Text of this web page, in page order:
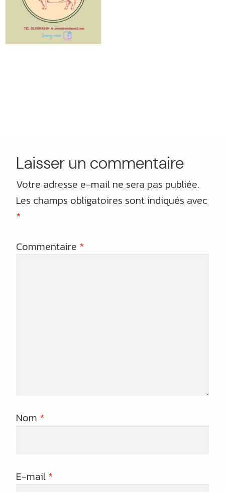
Laisser un commentaire
Votre adresse e-mail ne sera pas publiée.
Les champs obligatoires sont indiqués avec
*
Commentaire *
Nom *
E-mail *